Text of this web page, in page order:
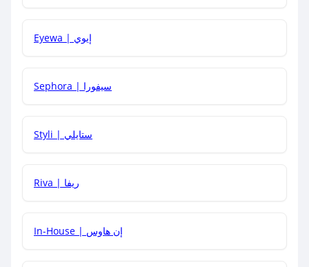
هل يمكنني جمع كود خصم مع العروض الأخرى؟
Eyewa | إيوي
Sephora | سيفورا
Styli | ستايلي
Riva | ريفا
In-House | إن هاوس